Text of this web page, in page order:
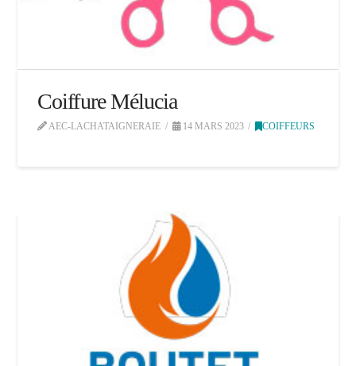
Coiffure Mélucia
AEC-LACHATAIGNERAIE 14 MARS 2023 COIFFEURS